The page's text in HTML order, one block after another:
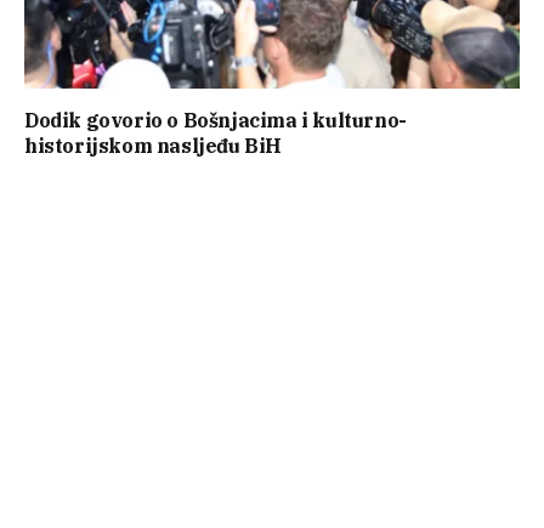
Dodik govorio o Bošnjacima i kulturno-
historijskom nasljeđu BiH